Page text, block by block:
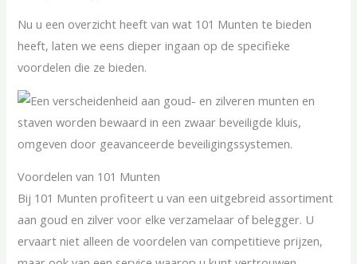
Nu u een overzicht heeft van wat 101 Munten te bieden
heeft, laten we eens dieper ingaan op de specifieke
voordelen die ze bieden.
Voordelen van 101 Munten
Bij 101 Munten profiteert u van een uitgebreid assortiment
aan goud en zilver voor elke verzamelaar of belegger. U
ervaart niet alleen de voordelen van competitieve prijzen,